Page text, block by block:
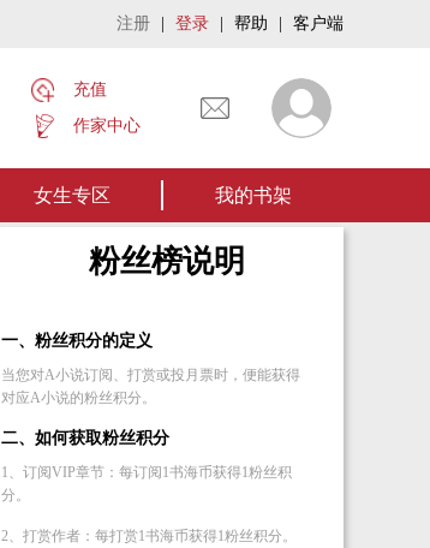
注册 登录 帮助 客户端
充值
作家中心
女生专区 我的书架
粉丝榜说明
一、粉丝积分的定义
当您对A小说订阅、打赏或投月票时，便能获得
对应A小说的粉丝积分。
二、如何获取粉丝积分
1、订阅VIP章节：每订阅1书海币获得1粉丝积
分。
2、打赏作者：每打赏1书海币获得1粉丝积分。